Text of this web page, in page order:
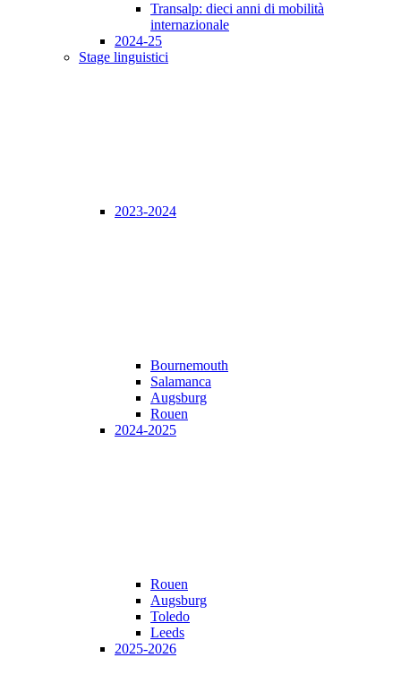
Transalp: dieci anni di mobilità
internazionale
2024-25
Stage linguistici
2023-2024
Bournemouth
Salamanca
Augsburg
Rouen
2024-2025
Rouen
Augsburg
Toledo
Leeds
2025-2026